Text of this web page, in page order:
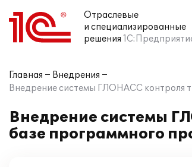
Отраслевые
и специализированные
решения
Главная
Внедрения
Внедрение системы ГЛОНАСС контроля
Внедрение системы
базе программного